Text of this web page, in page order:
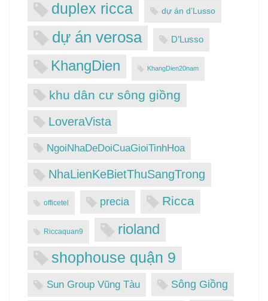
duplex ricca dự án d’Lusso
dự án verosa D’Lusso
KhangDien KhangDien20nam
khu dân cư sông giồng
LoveraVista
NgoiNhaDeDoiCuaGioiTinhHoa
NhaLienKeBietThuSangTrong
officetel precia Ricca
Riccaquan9
rioland
shophouse quận 9
Sun Group Vũng Tàu Sông Giồng